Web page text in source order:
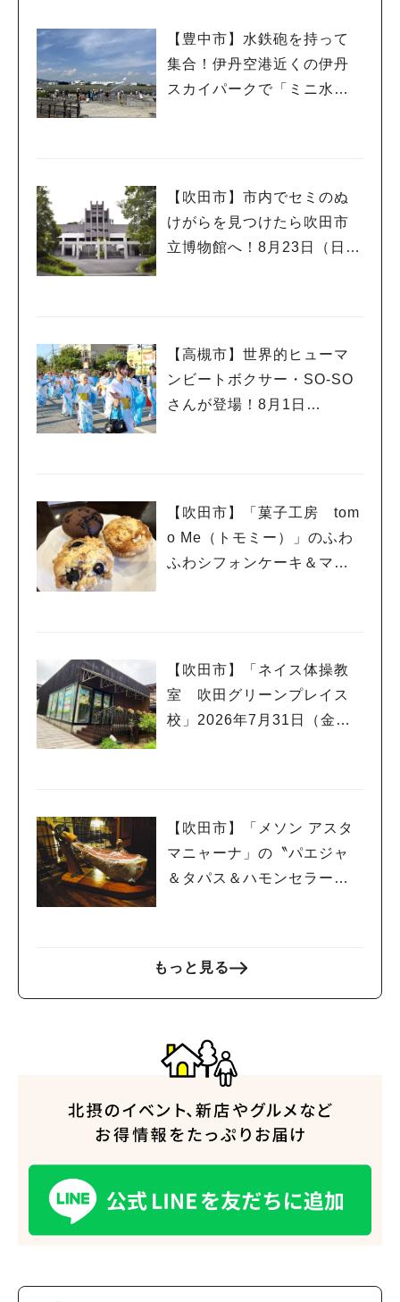
【豊中市】水鉄砲を持って
集合！伊丹空港近くの伊丹
スカイパークで「ミニ水合
【吹田市】市内でセミのぬ
けがらを見つけたら吹田市
立博物館へ！8月23日（日）
【高槻市】世界的ヒューマ
ンビートボクサー・SO-SO
さんが登場！8月1日
【吹田市】「菓子工房 tom
o Me（トモミー）」のふわ
ふわシフォンケーキ＆マフ
【吹田市】「ネイス体操教
室 吹田グリーンプレイス
校」2026年7月31日（金）
【吹田市】「メソン アスタ
マニャーナ」の〝パエジャ
＆タパス＆ハモンセラー
もっと見る